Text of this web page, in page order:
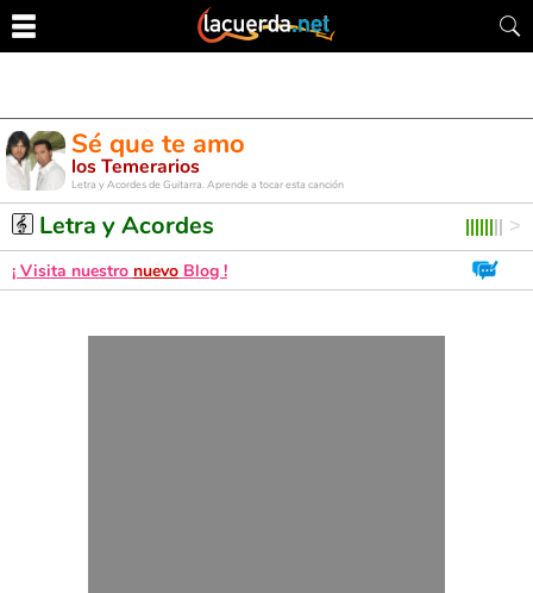
Sé que te amo
los Temerarios
Letra y Acordes de Guitarra. Aprende a tocar esta canción
Letra y Acordes
¡ Visita nuestro nuevo Blog !